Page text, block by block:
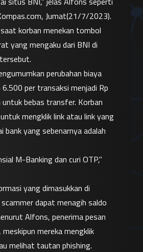
Jumat(21/7/2023).
korban menekan tombol
yang mengaku dari BNI di
perubahan biaya
per transaksi menjadi Rp
bebas transfer. Korban
mengklik link atau link yang
bank yang sebenarnya adalah
M-Banking dan curi OTP,"
yang dimasukkan di
dapat menagih saldo
Alfons, penerima pesan
mereka mengklik
melihat tautan phishing.